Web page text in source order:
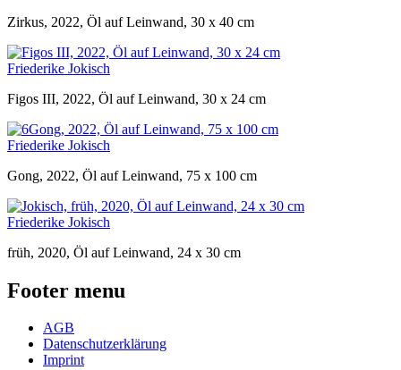
Zirkus, 2022, Öl auf Leinwand, 30 x 40 cm
Friederike Jokisch
Figos III, 2022, Öl auf Leinwand, 30 x 24 cm
Friederike Jokisch
Gong, 2022, Öl auf Leinwand, 75 x 100 cm
Friederike Jokisch
früh, 2020, Öl auf Leinwand, 24 x 30 cm
Footer menu
AGB
Datenschutzerklärung
Imprint